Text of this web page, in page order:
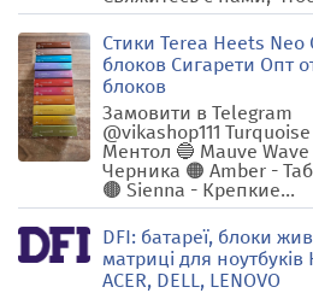
Стики Terea Heets Neo
блоков Сигарети Опт
блоков
Замовити в Telegram
@vikashop111
Ментол 🔵 Mauve
Черника 🟠 Amber -
🟤 Sienna - Крепкие...
DFI: батареї, блоки
матриці для ноутбуків
ACER, DELL, LENOVO